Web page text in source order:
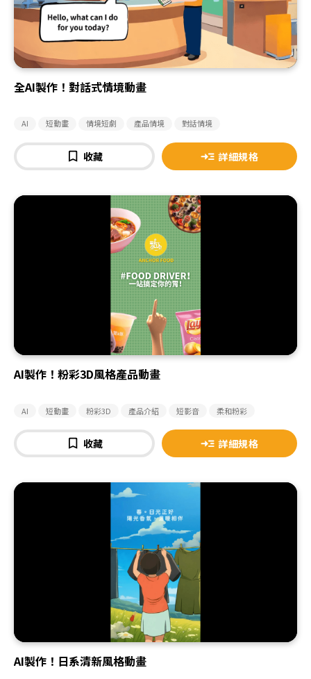
全AI製作！對話式情境動畫
AI 短動畫 情境短劇 產品情境 對話情境
收藏 詳細規格
AI製作！粉彩3D風格產品動畫
AI 短動畫 粉彩3D 產品介紹 短影音 柔和粉彩
收藏 詳細規格
AI製作！日系清新風格動畫